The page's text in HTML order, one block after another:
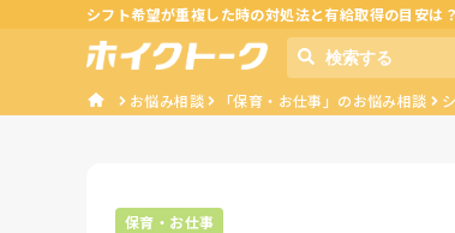
シフト希望が重複した時の対処法と有給取得の目安は？
お悩み相談 「保育・お仕事」のお悩み相談
保育・お仕事